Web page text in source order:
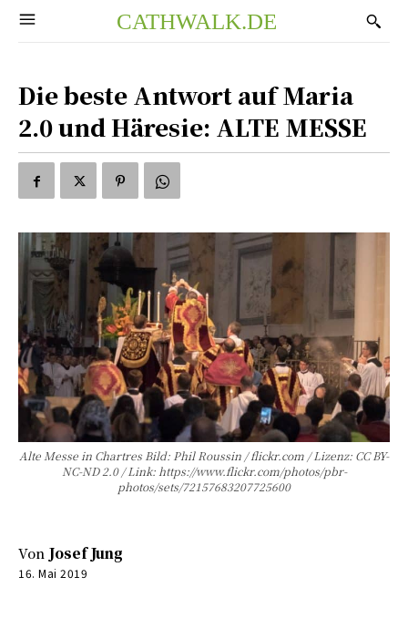
CATHWALK.DE
Die beste Antwort auf Maria
2.0 und Häresie: ALTE MESSE
Alte Messe in Chartres Bild: Phil Roussin / flickr.com / Lizenz: CC BY-
NC-ND 2.0 / Link: https://www.flickr.com/photos/pbr-
photos/sets/72157683207725600
Von Josef Jung
16. Mai 2019